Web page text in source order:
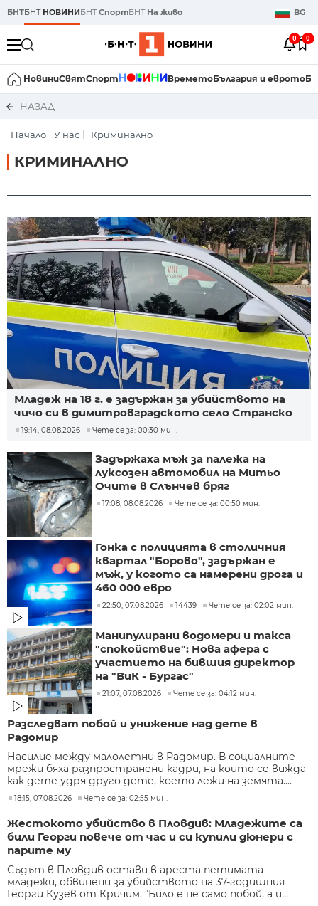
БНТБНТ НОВИНИБНТСпортБНТ На живо BG
0 0
НовиниСвятСпорт ВреметоБългария и еврото
НАЗАД
Начало У нас Криминално
КРИМИНАЛНО
Младеж на 18 г. е задържан за убийството на
чичо си в димитровградското село Странско
19:14, 08.08.2026 Чете се за: 00:30 мин.
Задържаха мъж за палежа на
луксозен автомобил на Митьо
Очите в Слънчев бряг
17:08, 08.08.2026 Чете се за: 00:50 мин.
Гонка с полицията в столичния
квартал "Борово", задържан е
мъж, у когото са намерени дрога и
460 000 евро
22:50, 07.08.2026 14439 Чете се за: 02:02 мин.
Манипулирани водомери и такса
"спокойствие": Нова афера с
участието на бившия директор
на "ВиК - Бургас"
21:07, 07.08.2026 Чете се за: 04:12 мин.
Разследват побой и унижение над дете в
Радомир
Насилие между малолетни в Радомир. В социалните
мрежи бяха разпространени кадри, на които се вижда
как дете удря друго дете, което лежи на земята....
18:15, 07.08.2026 Чете се за: 02:55 мин.
Жестокото убийство в Пловдив: Младежите са
били Георги повече от час и си купили дюнери с
парите му
Съдът в Пловдив остави в ареста петимата
младежи, обвинени за убийството на 37-годишния
Георги Кузев от Кричим. "Било е не само побой, а и...